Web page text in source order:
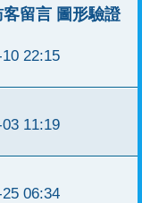
留言 圖形驗證
22:15
11:19
06:34